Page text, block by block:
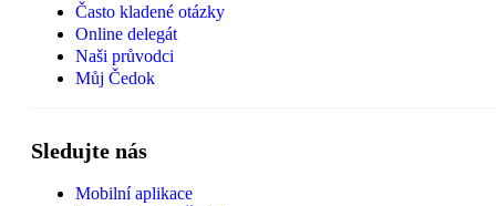
Často kladené otázky
Online delegát
Naši průvodci
Můj Čedok
Sledujte nás
Mobilní aplikace